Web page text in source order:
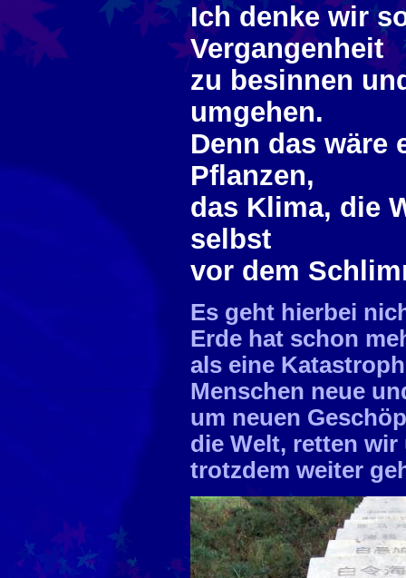
Ich denke wir
Vergangenheit
zu besinnen
umgehen.
Denn das wäre
Pflanzen,
das Klima, die
selbst
vor dem
Es geht hierbei
Erde hat schon
als eine
Menschen neue
um neuen
die Welt, retten
trotzdem weiter